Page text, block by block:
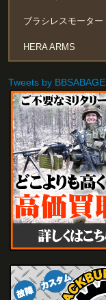
ブラシレスモーター
HERA ARMS
Tweets by BBSABAGE